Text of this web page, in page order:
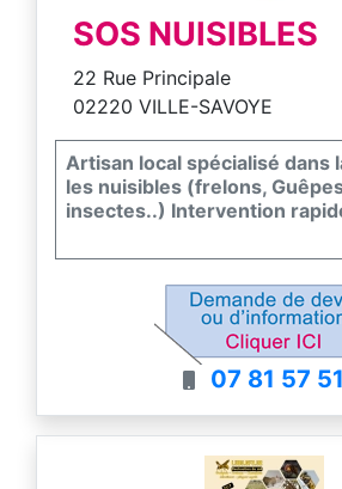
SOS NUISIBLES
22 Rue Principale
02220 VILLE-SAVOYE
Artisan local spécialisé dans
les nuisibles (frelons,
insectes..) Intervention
07 81 57